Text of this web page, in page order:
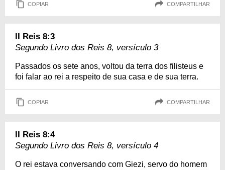
COPIAR COMPARTILHAR
II Reis 8:3
Segundo Livro dos Reis 8, versículo 3
Passados os sete anos, voltou da terra dos filisteus e
foi falar ao rei a respeito de sua casa e de sua terra.
COPIAR COMPARTILHAR
II Reis 8:4
Segundo Livro dos Reis 8, versículo 4
O rei estava conversando com Giezi, servo do homem